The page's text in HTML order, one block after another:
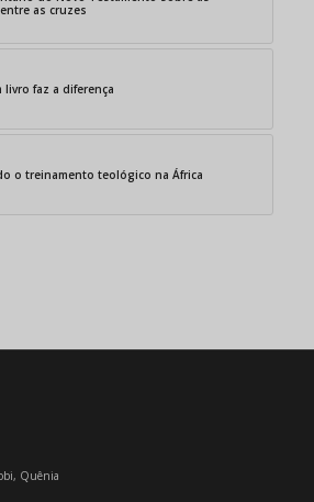
as cruzes
livro faz a diferença
o treinamento teológico na África
Quênia